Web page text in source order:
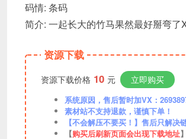
码情: 条码
简介: 一起长大的竹马果然最好掰弯
资源下载
资源下载价格 10 元 立即购买
系统原因，售后暂时加VX：
素材站不支持退款，谨慎下单！
【不会解压不要买！】售后只解决
【购买后刷新页面会出现下载地址